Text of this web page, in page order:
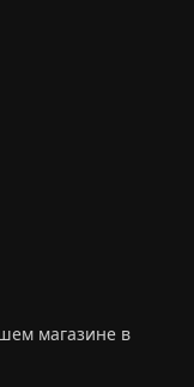
магазине в